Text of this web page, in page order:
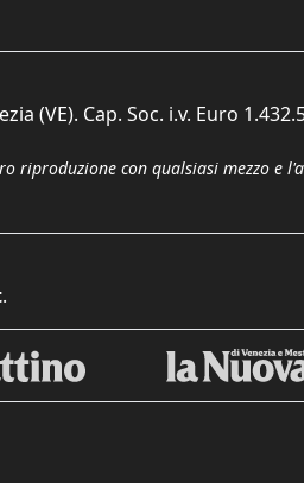
(VE). Cap. Soc. i.v. Euro
riproduzione con qualsiasi mezzo e
.